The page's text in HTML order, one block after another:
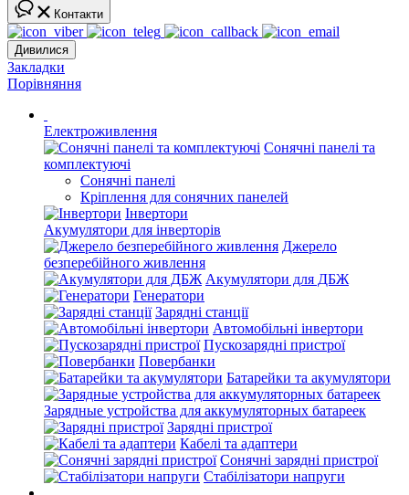
Контакти
Дивилися
Закладки
Порівняння
Електроживлення
Сонячні панелі та
комплектуючі
Сонячні панелі
Кріплення для сонячних панелей
Інвертори
Акумулятори для інверторів
Джерело
безперебійного живлення
Акумулятори для ДБЖ
Генератори
Зарядні станції
Автомобільні інвертори
Пускозарядні пристрої
Повербанки
Батарейки та акумулятори
Зарядные устройства для аккумуляторных батареек
Зарядні пристрої
Кабелі та адаптери
Сонячні зарядні пристрої
Стабілізатори напруги